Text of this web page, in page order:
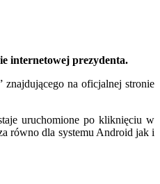
internetowej prezydenta.
znajdującego na oficjalnej stronie
uruchomione po kliknięciu w
równo dla systemu Android jak i